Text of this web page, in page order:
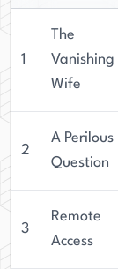
1
The
Vanishing
Wife
2
A Perilous
Question
3
Remote
Access